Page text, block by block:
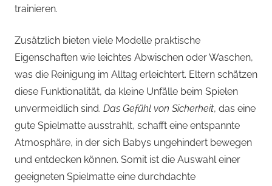
trainieren.
Zusätzlich bieten viele Modelle praktische
Eigenschaften wie leichtes Abwischen oder Waschen,
was die Reinigung im Alltag erleichtert. Eltern schätzen
diese Funktionalität, da kleine Unfälle beim Spielen
unvermeidlich sind. Das Gefühl von Sicherheit, das eine
gute Spielmatte ausstrahlt, schafft eine entspannte
Atmosphäre, in der sich Babys ungehindert bewegen
und entdecken können. Somit ist die Auswahl einer
geeigneten Spielmatte eine durchdachte